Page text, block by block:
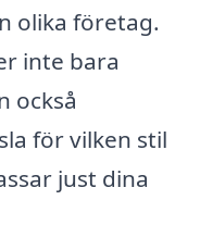
olika företag.
inte bara
också
för vilken stil
just dina